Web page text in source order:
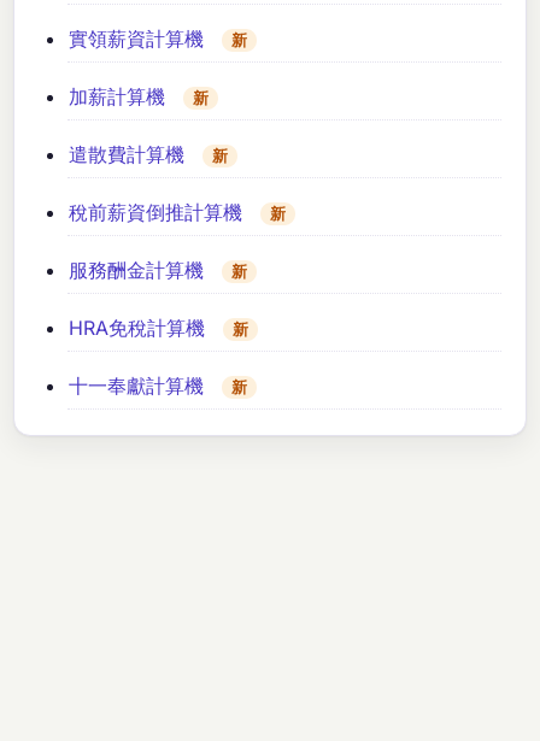
實領薪資計算機 新
加薪計算機 新
遣散費計算機 新
稅前薪資倒推計算機 新
服務酬金計算機 新
HRA免稅計算機 新
十一奉獻計算機 新